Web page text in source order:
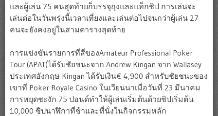
และผู้เล่น 75 คนสุดท้ายก็บรรจุถุงและแท็กชิป การเล่นจะ
เล่นต่อในวันพรุ่งนี้เวลาเที่ยงและเล่นต่อไปจนกว่าผู้เล่น 27
คนจะยังคงอยู่ในสามตารางสุดท้าย
การแข่งขันรายการที่สี่ของAmateur Professional Poker
Tour (APAT)ได้รับชัยชนะจาก Andrew Kingan จาก Wallasey
ประเทศอังกฤษ Kingan ได้รับเงิน€ 4,900 สำหรับชัยชนะของ
เขาที่ Poker Royale Casino ในเวียนนาเมื่อวันที่ 23 มีนาคม
การหยุดชะงัก 75 ปอนด์ทำให้ผู้เล่นเริ่มต้นด้วยชิปเริ่มต้น
10,000 ชิปนาฬิกาที่ช้าและที่นั่งในกิจกรรมหลัก